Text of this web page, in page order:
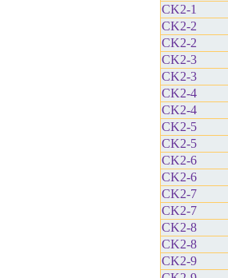
CK2-1
CK2-2
CK2-2
CK2-3
CK2-3
CK2-4
CK2-4
CK2-5
CK2-5
CK2-6
CK2-6
CK2-7
CK2-7
CK2-8
CK2-8
CK2-9